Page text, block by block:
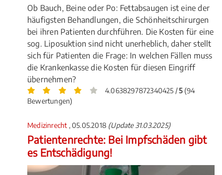
Ob Bauch, Beine oder Po: Fettabsaugen ist eine der
häufigsten Behandlungen, die Schönheitschirurgen
bei ihren Patienten durchführen. Die Kosten für eine
sog. Liposuktion sind nicht unerheblich, daher stellt
sich für Patienten die Frage: In welchen Fällen muss
die Krankenkasse die Kosten für diesen Eingriff
übernehmen?
4.0638297872340425 /5(94
Bewertungen)
Medizinrecht , 05.05.2018 (Update 31.03.2025)
Patientenrechte: Bei Impfschäden gibt
es Entschädigung!